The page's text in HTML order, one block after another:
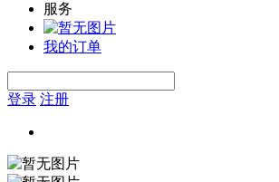
服务
我的订单
登录 注册